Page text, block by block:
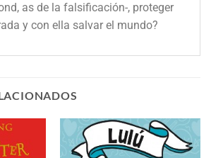
as de la falsificación-, proteger
y con ella salvar el mundo?